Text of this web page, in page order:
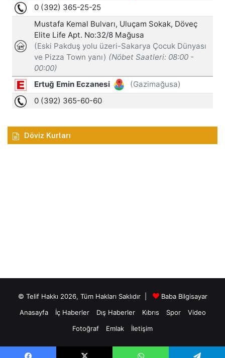
Döviz Kurları
© Telif Hakkı 2026, Tüm Hakları Saklıdır |
Baba Bilgisayar
Anasayfa
İç Haberler Dış Haberler Kıbrıs Spor
Video
Fotoğraf
Emlak İletişim